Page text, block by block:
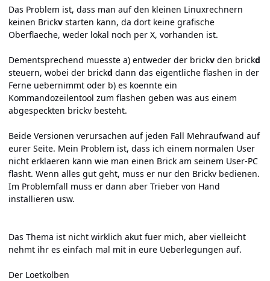
Das Problem ist, dass man auf den kleinen Linuxrechnern
keinen Brickv starten kann, da dort keine grafische
Oberflaeche, weder lokal noch per X, vorhanden ist.
Dementsprechend muesste a) entweder der brickv den brickd
steuern, wobei der brickd dann das eigentliche flashen in der
Ferne uebernimmt oder b) es koennte ein
Kommandozeilentool zum flashen geben was aus einem
abgespeckten brickv besteht.
Beide Versionen verursachen auf jeden Fall Mehraufwand auf
eurer Seite. Mein Problem ist, dass ich einem normalen User
nicht erklaeren kann wie man einen Brick am seinem User-PC
flasht. Wenn alles gut geht, muss er nur den Brickv bedienen.
Im Problemfall muss er dann aber Trieber von Hand
installieren usw.
Das Thema ist nicht wirklich akut fuer mich, aber vielleicht
nehmt ihr es einfach mal mit in eure Ueberlegungen auf.
Der Loetkolben